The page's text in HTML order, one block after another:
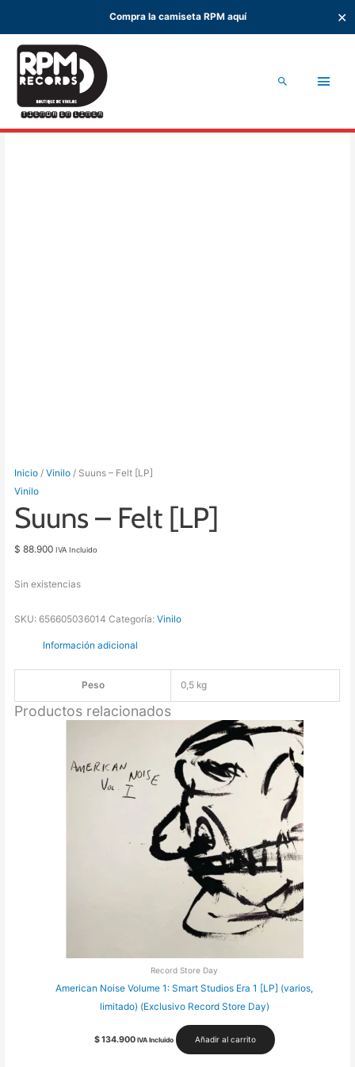
Compra la camiseta RPM aquí ✕
contenido
Buscar
Inicio /Vinilo / Suuns – Felt [LP]
Vinilo
Suuns – Felt [LP]
$ 88.900 IVA Incluido
Sin existencias
SKU:656605036014 Categoría:Vinilo
Información adicional
Peso 0,5 kg
Productos relacionados
Record Store Day
American Noise Volume 1: Smart Studios Era 1 [LP] (varios,
limitado) (Exclusivo Record Store Day)
$134.900 IVA Incluido Añadir al carrito